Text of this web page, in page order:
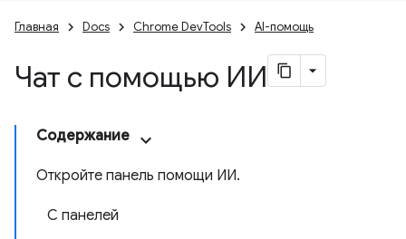
Главная Docs Chrome DevTools AI-помощь
Чат с помощью ИИ
Содержание
Откройте панель помощи ИИ.
С панелей